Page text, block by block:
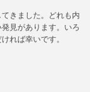
きました。どれも内
見があります。いろ
れば幸いです。